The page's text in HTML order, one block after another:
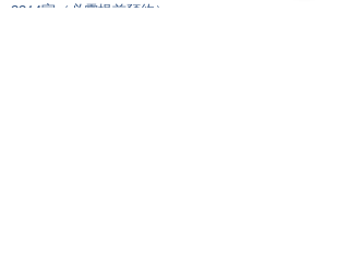
2214室（必需提前預約）